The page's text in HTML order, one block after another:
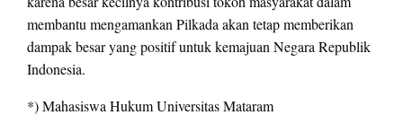
membantu mengamankan Pilkada akan tetap memberikan
dampak besar yang positif untuk kemajuan Negara Republik
Indonesia.
*) Mahasiswa Hukum Universitas Mataram